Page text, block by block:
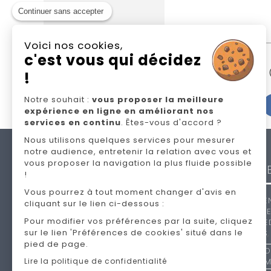
NOS
ANDRÉ
NOLTE
SIMMONS
Continuer sans accepter
Voici nos cookies,
c'est vous qui décidez
!
Notre souhait : vous proposer la meilleure
expérience en ligne en améliorant nos
services en continu. Êtes-vous d'accord ?
Nous utilisons quelques services pour mesurer
notre audience, entretenir la relation avec vous et
vous proposer la navigation la plus fluide possible
!
Vous pourrez à tout moment changer d'avis en
cliquant sur le lien ci-dessous :
Pour modifier vos préférences par la suite, cliquez
sur le lien 'Préférences de cookies' situé dans le
pied de page.
Lire la politique de confidentialité